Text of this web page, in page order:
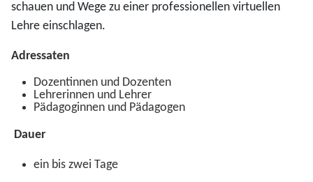
schauen und Wege zu einer professionellen virtuellen
Lehre einschlagen.
Adressaten
Dozentinnen und Dozenten
Lehrerinnen und Lehrer
Pädagoginnen und Pädagogen
Dauer
ein bis zwei Tage